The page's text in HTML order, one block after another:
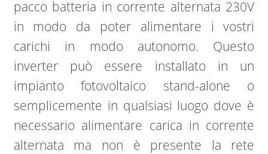
pacco batteria in corrente alternata 230V
in modo da poter alimentare i vostri
carichi in modo autonomo. Questo
inverter può essere installato in un
impianto fotovoltaico stand-alone o
semplicemente in qualsiasi luogo dove è
necessario alimentare carica in corrente
alternata ma non è presente la rete